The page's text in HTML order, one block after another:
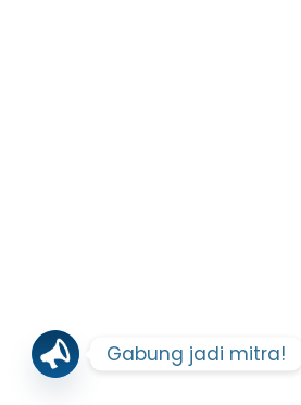
Gabung jadi mitra!